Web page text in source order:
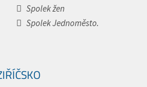
Spolek žen
Spolek Jednoměsto.